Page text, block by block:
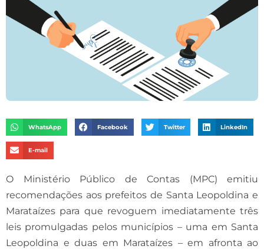
WhatsApp Facebook Twitter LinkedIn
E-mail
O Ministério Público de Contas (MPC) emitiu
recomendações aos prefeitos de Santa Leopoldina e
Marataízes para que revoguem imediatamente três
leis promulgadas pelos municípios – uma em Santa
Leopoldina e duas em Marataízes – em afronta ao